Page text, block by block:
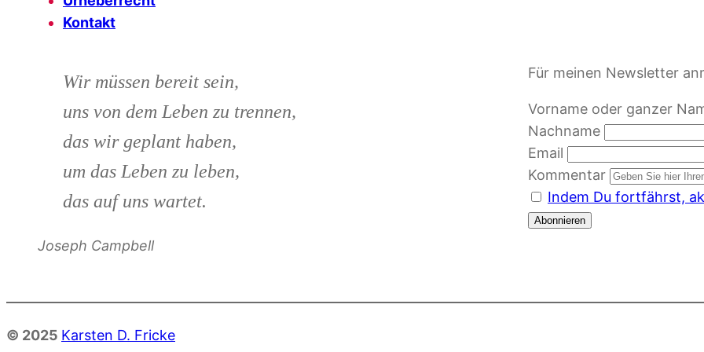
Kontakt
Wir müssen bereit sein,
uns von dem Leben zu trennen,
das wir geplant haben,
um das Leben zu leben,
das auf uns wartet.
Joseph Campbell
Für meinen Newsletter
Vorname oder ganzer
Nachname
Email
Kommentar
Indem Du fortfährst,
© 2025 Karsten D. Fricke